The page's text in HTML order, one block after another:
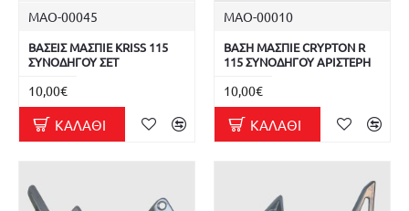
ΜΑΟ-00045
ΒΑΣΕΙΣ ΜΑΣΠΙΕ KRISS 115
ΣΥΝΟΔΗΓΟΥ ΣΕΤ
10,00€
ΚΑΛΆΘΙ
ΜΑΟ-00010
ΒΑΣΗ ΜΑΣΠΙΕ CRYPTON R
115 ΣΥΝΟΔΗΓΟΥ ΑΡΙΣΤΕΡΗ
10,00€
ΚΑΛΆΘΙ